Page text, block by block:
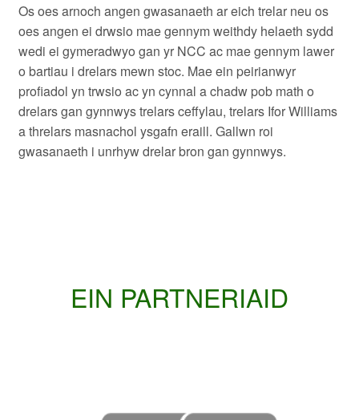
Os oes arnoch angen gwasanaeth ar eich trelar neu os
oes angen ei drwsio mae gennym weithdy helaeth sydd
wedi ei gymeradwyo gan yr NCC ac mae gennym lawer
o bartiau i drelars mewn stoc. Mae ein peirianwyr
profiadol yn trwsio ac yn cynnal a chadw pob math o
drelars gan gynnwys trelars ceffylau, trelars Ifor Williams
a threlars masnachol ysgafn eraill. Gallwn roi
gwasanaeth i unrhyw drelar bron gan gynnwys.
EIN PARTNERIAID